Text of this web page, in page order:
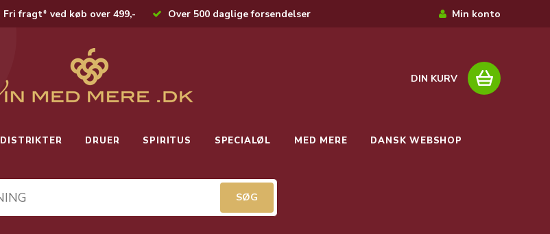
Fri fragt* ved køb over 499,- Over 500 daglige forsendelser Min konto
DIN KURV
DISTRIKTER DRUER SPIRITUS SPECIALØL MED MERE DANSK WEBSHOP